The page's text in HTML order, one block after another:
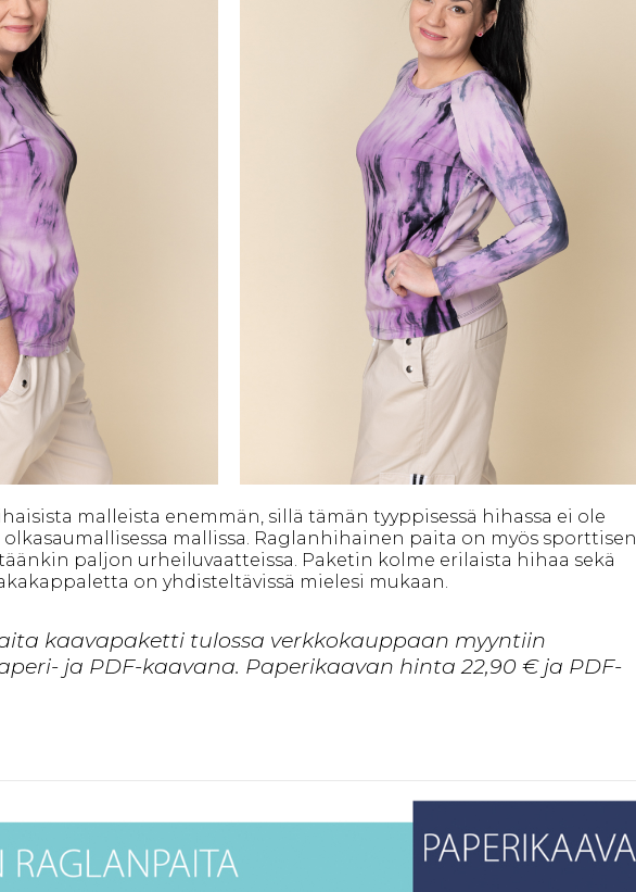
malleista enemmän, sillä tämän tyyppisessä hihassa ei ole
mallissa. Raglanhihainen paita on myös sporttisen
paljon urheiluvaatteissa. Paketin kolme erilaista hihaa sekä
on yhdisteltävissä mielesi mukaan.
kaavapaketti tulossa verkkokauppaan myyntiin
ja PDF-kaavana. Paperikaavan hinta 22,90 € ja PDF-